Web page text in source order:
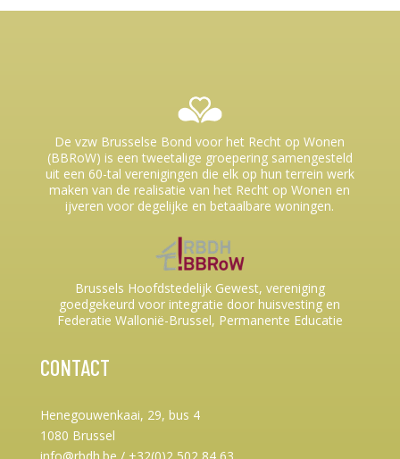
De vzw Brusselse Bond voor het Recht op Wonen
(BBRoW) is een tweetalige groepering samengesteld
uit een 60-tal verenigingen die elk op hun terrein werk
maken van de realisatie van het Recht op Wonen en
ijveren voor degelijke en betaalbare woningen.
Brussels Hoofdstedelijk Gewest, vereniging
goedgekeurd voor integratie door huisvesting en
Federatie Wallonië-Brussel, Permanente Educatie
CONTACT
Henegouwenkaai, 29, bus 4
1080 Brussel